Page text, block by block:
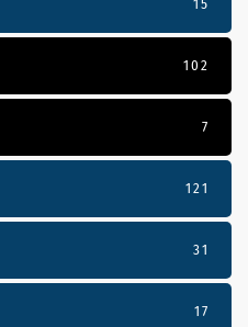
15
102
7
121
31
17